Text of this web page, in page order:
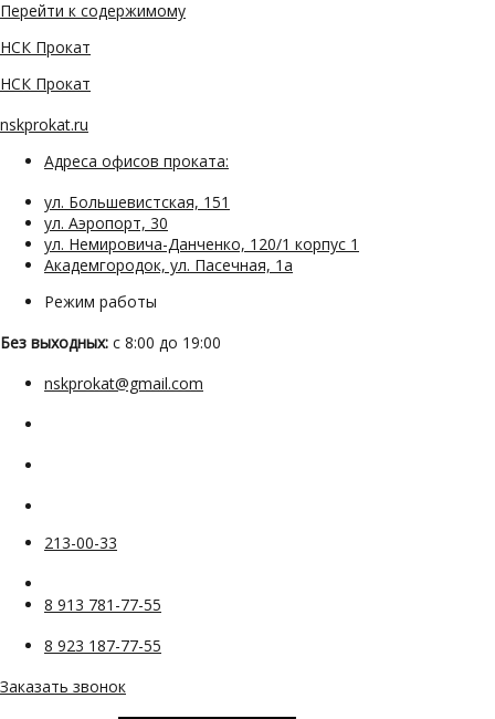
Перейти к содержимому
НСК Прокат
НСК Прокат
nskprokat.ru
Адреса офисов проката:
ул. Большевистская, 151
ул. Аэропорт, 30
ул. Немировича-Данченко, 120/1 корпус 1
Академгородок, ул. Пасечная, 1а
Режим работы
Без выходных: с 8:00 до 19:00
nskprokat@gmail.com
213-00-33
8 913 781-77-55
8 923 187-77-55
Заказать звонок